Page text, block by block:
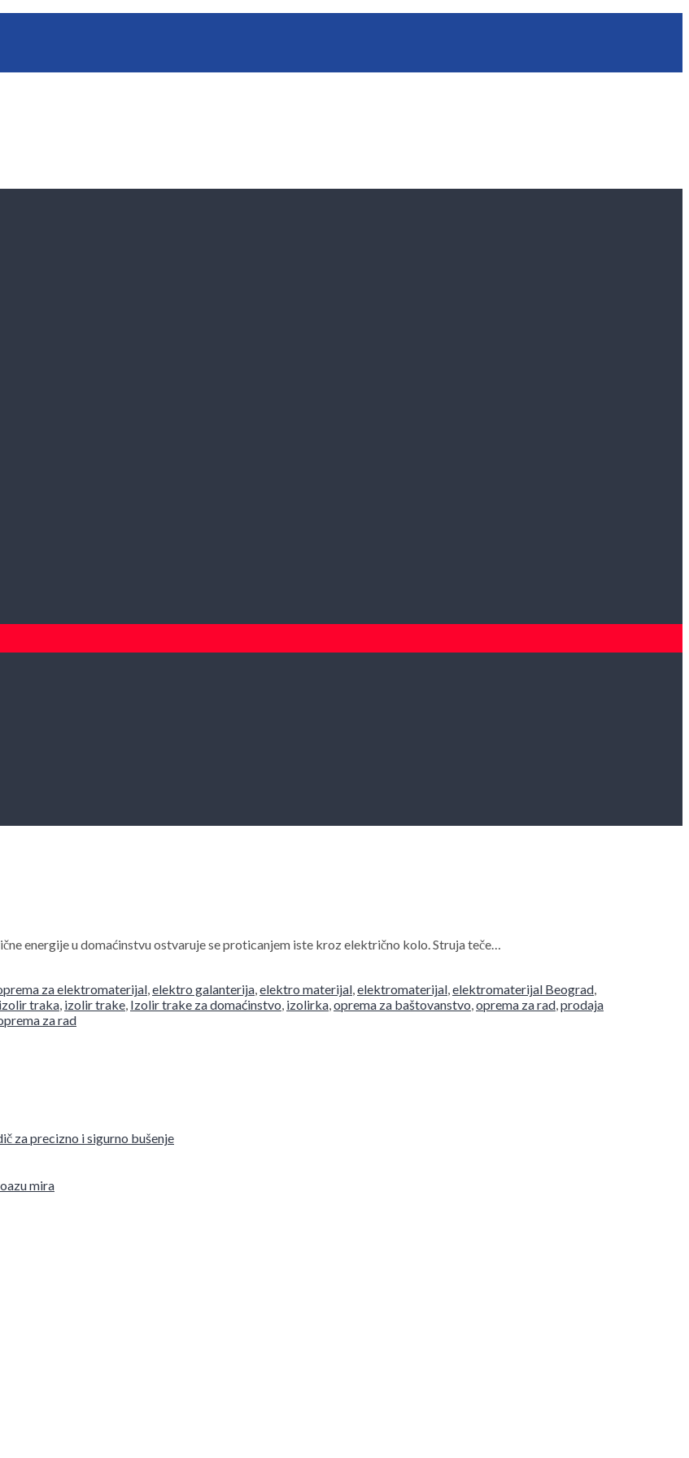
energije u domaćinstvu ostvaruje se proticanjem iste kroz električno kolo. Struja teče…
za elektromaterijal,elektro galanterija,elektro materijal,elektromaterijal,elektromaterijal Beograd,
izolir traka, izolir trake, Izolir trake za domaćinstvo, izolirka,oprema za baštovanstvo,oprema za rad,prodaja
za rad
za precizno i sigurno bušenje
mira